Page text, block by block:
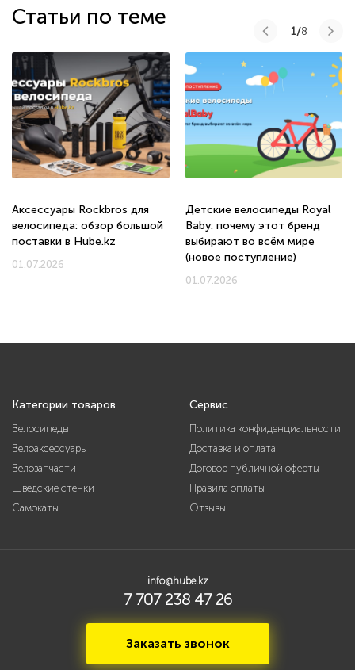
Статьи по теме
Аксессуары Rockbros для
велосипеда: обзор большой
поставки в Hube.kz
01.07.2026
Детские велосипеды Royal
Baby: почему этот бренд
выбирают во всём мире
(новое поступление)
01.07.2026
1/8
Категории товаров
Велосипеды
Велоаксессуары
Велозапчасти
Шведские стенки
Самокаты
Сервис
Политика конфиденциальности
Доставка и оплата
Договор публичной оферты
Правила оплаты
Отзывы
info@hube.kz
7 707 238 47 26
Заказать звонок